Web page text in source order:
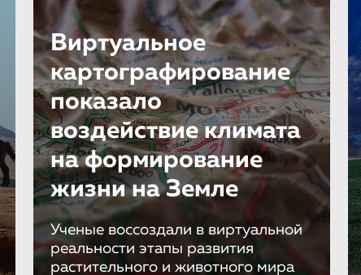
Виртуальное
картографиро­ва­ние
показало
воздействие климата
на формирование
жизни на Земле
Ученые воссоздали в виртуальной
реальности этапы развития
растительного и животного мира